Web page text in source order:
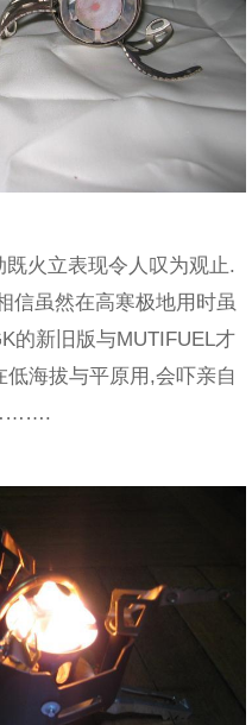
火立表现令人叹为观止.
信虽然在高寒极地用时虽
的新旧版与MUTIFUEL才
海拔与平原用,会吓亲自
……….